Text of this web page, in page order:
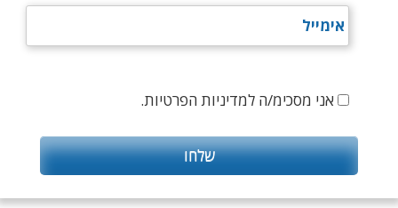
אני מסכימ/ה למדיניות הפרטיות.